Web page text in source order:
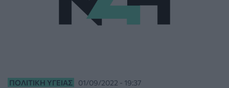
ΠΟΛΙΤΙΚΉ ΥΓΕΊΑΣ 01/09/2022 - 19:37